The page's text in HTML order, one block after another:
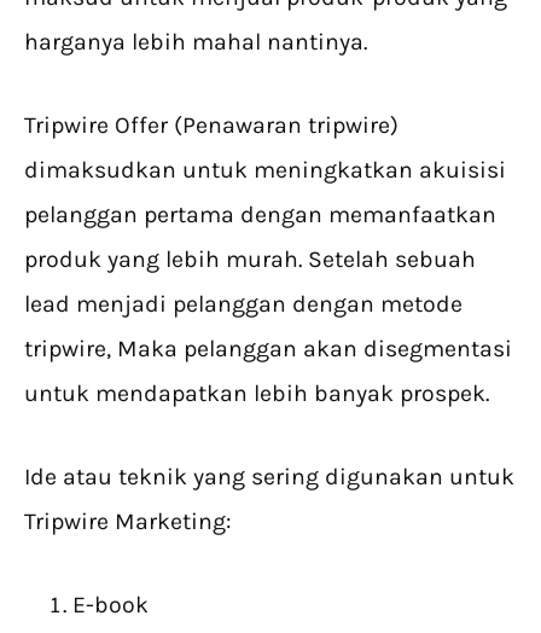
harganya lebih mahal nantinya.
Tripwire Offer (Penawaran tripwire)
dimaksudkan untuk meningkatkan akuisisi
pelanggan pertama dengan memanfaatkan
produk yang lebih murah. Setelah sebuah
lead menjadi pelanggan dengan metode
tripwire, Maka pelanggan akan disegmentasi
untuk mendapatkan lebih banyak prospek.
Ide atau teknik yang sering digunakan untuk
Tripwire Marketing:
E-book